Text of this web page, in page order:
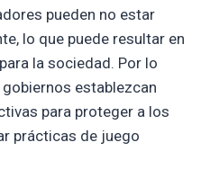
pueden no estar
lo que puede resultar en
la sociedad. Por lo
establezcan
para proteger a los
prácticas de juego